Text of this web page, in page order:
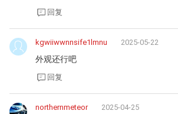
回复
kgwiiwwnnsife1lmnu 2025-05-22
外观还行吧
回复
northernmeteor 2025-04-25